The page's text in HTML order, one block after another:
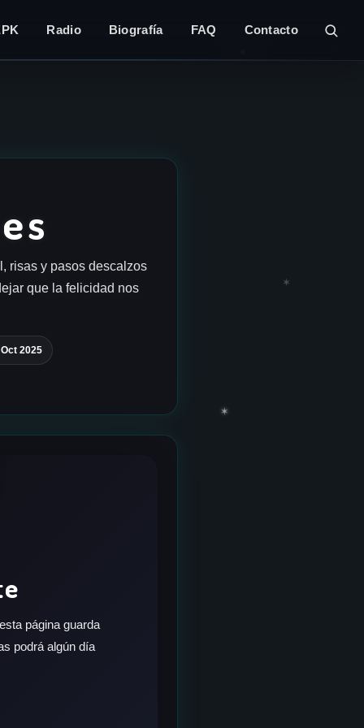
Radio Biografía FAQ Contacto
✶
✶
risas y pasos descalzos
que la felicidad nos
2025
página guarda
podrá algún día